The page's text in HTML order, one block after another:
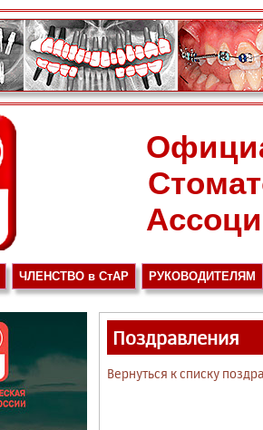
ЧЛЕНСТВО в СтАР РУКОВОДИТЕЛЯМ
Поздравления
Вернуться к списку